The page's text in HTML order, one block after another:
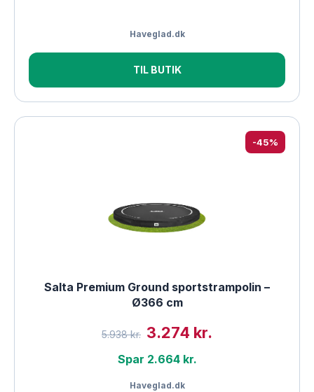
Haveglad.dk
TIL BUTIK
-45%
Salta Premium Ground sportstrampolin –
Ø366 cm
5.938 kr. 3.274 kr.
Spar 2.664 kr.
Haveglad.dk